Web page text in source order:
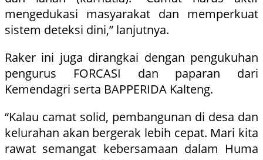
mengedukasi masyarakat dan memperkuat
sistem deteksi dini,” lanjutnya.
Raker ini juga dirangkai dengan pengukuhan
pengurus FORCASI dan paparan dari
Kemendagri serta BAPPERIDA Kalteng.
“Kalau camat solid, pembangunan di desa dan
kelurahan akan bergerak lebih cepat. Mari kita
rawat semangat kebersamaan dalam Huma